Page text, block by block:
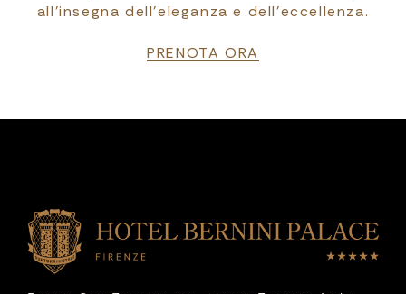
all’insegna dell’eleganza e dell’eccellenza.
PRENOTA ORA